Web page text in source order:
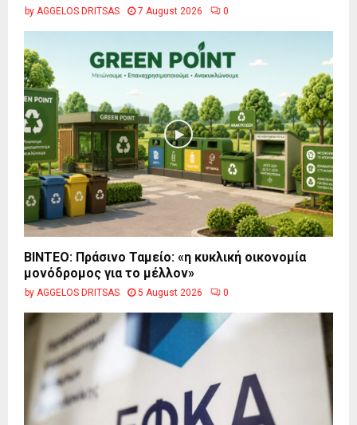
by AGGELOS DRITSAS 7 August 2026 0
BINTEO: Πράσινο Ταμείο: «η κυκλική οικονομία
μονόδρομος για το μέλλον»
by AGGELOS DRITSAS 5 August 2026 0